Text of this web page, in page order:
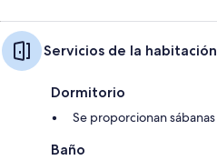
Servicios de la habitación
Dormitorio
Se proporcionan sábanas
Baño